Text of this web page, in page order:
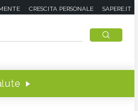
CRESCITA PERSONALE SAPERE.IT